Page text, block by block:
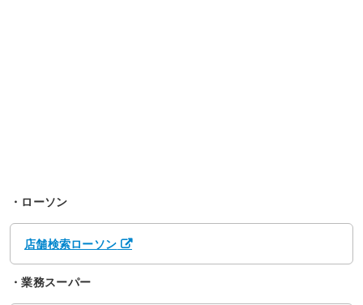
・ローソン
店舗検索ローソン
・業務スーパー